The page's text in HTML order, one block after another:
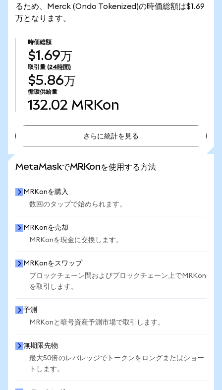
るため、Merck (Ondo Tokenized)の時価総額は$1.69
万となります。
時価総額
$1.69万
取引量 (24時間)
$5.86万
循環供給量
132.02 MRKon
さらに統計を見る
MetaMaskでMRKonを使用する方法
MRKonを購入
数回のタップで始められます。
MRKonを売却
MRKonを現金に交換します。
MRKonをスワップ
ブロックチェーン間およびブロックチェーン上でMRKon
を取引します。
予測
MRKonと暗号資産予測市場で取引します。
無期限先物
最大50倍のレバレッジでトークンをロングまたはショー
トします。